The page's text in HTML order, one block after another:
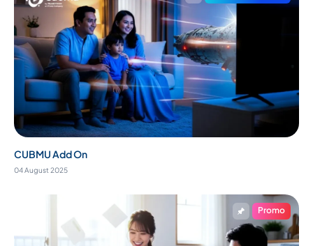
CUBMU Add On
04 August 2025
Promo